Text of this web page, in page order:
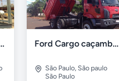
e caçambas basculantes Ford Cargo caçamba 2623 e 6x4 turbo 2p diesel 2015
São Paulo, São paulo
São Paulo